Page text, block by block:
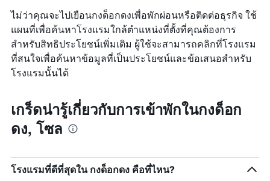
ไม่ว่าคุณจะไปเยือนกงด็อกดงเพื่อพักผ่อนหรือติดต่อธุรกิจ ใช้
แผนที่เพื่อค้นหาโรงแรมใกล้ตำแหน่งที่ตั้งที่คุณต้องการ
สำหรับสิทธิประโยชน์เพิ่มเติม ผู้ใช้จะสามารถคลิกที่โรงแรม
ที่สนใจเพื่อค้นหาข้อมูลที่เป็นประโยชน์และข้อเสนอสำหรับ
โรงแรมนั้นได้
เกร็ดน่ารู้เกี่ยวกับการเข้าพักในกงด็อก
ดง, โซล
โรงแรมที่ดีที่สุดใน กงด็อกดง คือที่ไหน?